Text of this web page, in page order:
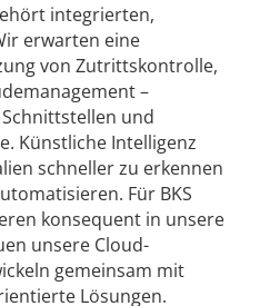
integrierten,
erwarten eine
von Zutrittskontrolle,
–
und
Künstliche Intelligenz
schneller zu erkennen
Für BKS
konsequent in unsere
unsere Cloud-
gemeinsam mit
Lösungen.